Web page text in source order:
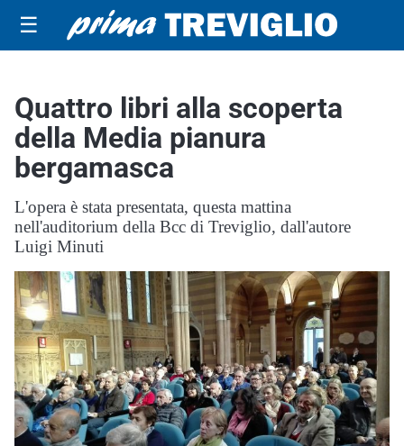
☰
Quattro libri alla scoperta
della Media pianura
bergamasca
L'opera è stata presentata, questa mattina
nell'auditorium della Bcc di Treviglio, dall'autore
Luigi Minuti